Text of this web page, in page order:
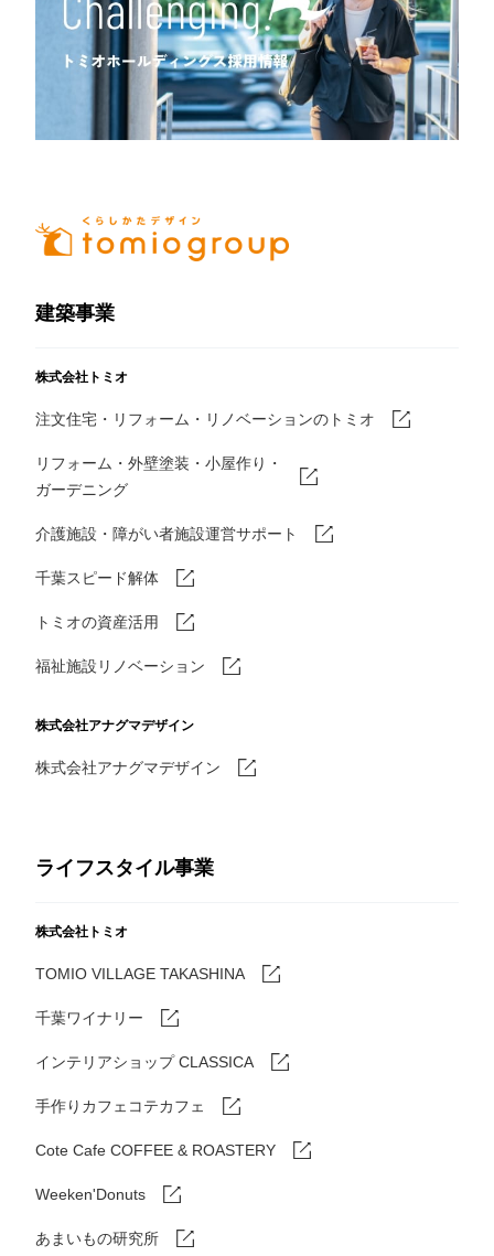
建築事業
株式会社トミオ
注文住宅・リフォーム・リノベーションのトミオ
リフォーム・外壁塗装・小屋作り・
ガーデニング
介護施設・障がい者施設運営サポート
千葉スピード解体
トミオの資産活用
福祉施設リノベーション
株式会社アナグマデザイン
株式会社アナグマデザイン
ライフスタイル事業
株式会社トミオ
TOMIO VILLAGE TAKASHINA
千葉ワイナリー
インテリアショップ CLASSICA
手作りカフェコテカフェ
Cote Cafe COFFEE & ROASTERY
Weeken'Donuts
あまいもの研究所